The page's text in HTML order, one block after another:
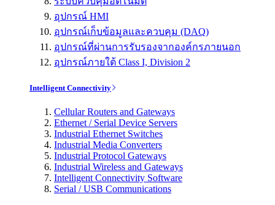
อุปกรณ์ HMI
อุปกรณ์เก็บข้อมูลและควบคุม (DAQ)
อุปกรณ์ที่ผ่านการรับรองจากองค์กรภายนอก
อุปกรณ์ภายใต้ Class I, Division 2
Intelligent Connectivity
Cellular Routers and Gateways
Ethernet / Serial Device Servers
Industrial Ethernet Switches
Industrial Media Converters
Industrial Protocol Gateways
Industrial Wireless and Gateways
Intelligent Connectivity Software
Serial / USB Communications